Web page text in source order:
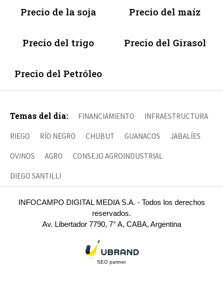
Precio de la soja Precio del maíz
Precio del trigo Precio del Girasol
Precio del Petróleo
Temas del día: FINANCIAMIENTO INFRAESTRUCTURA
RIEGO RÍO NEGRO CHUBUT GUANACOS JABALÍES
OVINOS AGRO CONSEJO AGROINDUSTRIAL
DIEGO SANTILLI
INFOCAMPO DIGITAL MEDIA S.A. - Todos los derechos
reservados.
Av. Libertador 7790, 7° A, CABA, Argentina
SEO partner